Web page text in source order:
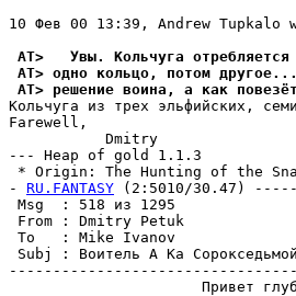
10 Фев 00 13:39, Andrew Tupkalo
AT>   Увы. Кольчуга отpебляется
AT> одно кольцо, потом
AT> решение воина, а как
Кольчуга из трех эльфийских,
Farewell,
           Dmitry
--- Heap of gold 1.1.3
* Origin: The Hunting of the
- RU.FANTASY (2:5010/30.47)
Msg  : 518 из
From : Dmitry Petuk
To   : Mike Ivanov
Subj : Воитель А Ка
Привет